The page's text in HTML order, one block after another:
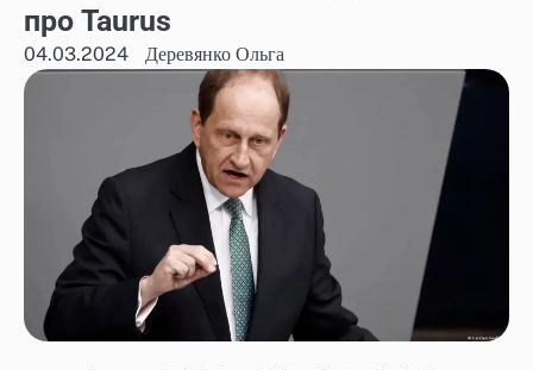
про Taurus
04.03.2024 Деревянко Ольга